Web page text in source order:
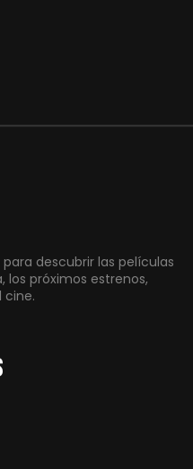
descubrir las películas
próximos estrenos,
cine.